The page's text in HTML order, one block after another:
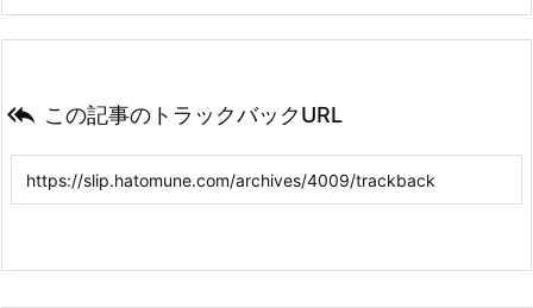
 この記事のトラックバックURL